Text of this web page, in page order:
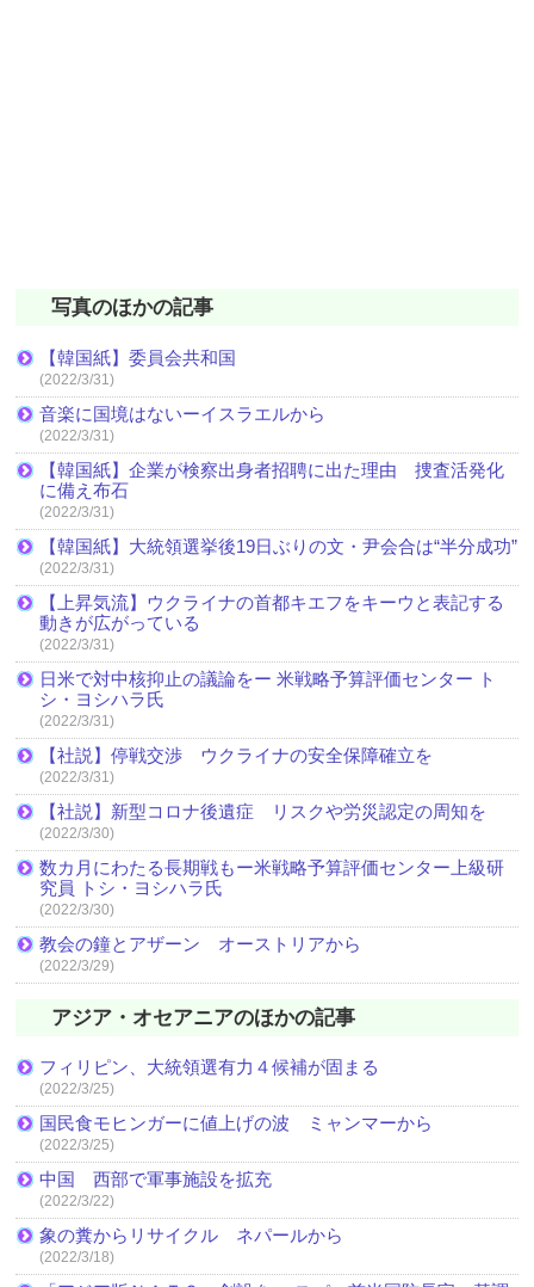
写真のほかの記事
【韓国紙】委員会共和国
(2022/3/31)
音楽に国境はないーイスラエルから
(2022/3/31)
【韓国紙】企業が検察出身者招聘に出た理由 捜査活発化
に備え布石
(2022/3/31)
【韓国紙】大統領選挙後19日ぶりの文・尹会合は“半分成功”
(2022/3/31)
【上昇気流】ウクライナの首都キエフをキーウと表記する
動きが広がっている
(2022/3/31)
日米で対中核抑止の議論をー 米戦略予算評価センター ト
シ・ヨシハラ氏
(2022/3/31)
【社説】停戦交渉 ウクライナの安全保障確立を
(2022/3/31)
【社説】新型コロナ後遺症 リスクや労災認定の周知を
(2022/3/30)
数カ月にわたる長期戦もー米戦略予算評価センター上級研
究員 トシ・ヨシハラ氏
(2022/3/30)
教会の鐘とアザーン オーストリアから
(2022/3/29)
アジア・オセアニアのほかの記事
フィリピン、大統領選有力４候補が固まる
(2022/3/25)
国民食モヒンガーに値上げの波 ミャンマーから
(2022/3/25)
中国 西部で軍事施設を拡充
(2022/3/22)
象の糞からリサイクル ネパールから
(2022/3/18)